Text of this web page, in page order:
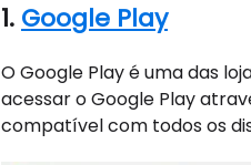
1. Google Play
O Google Play é uma das
acessar o Google Play
compatível com todos os